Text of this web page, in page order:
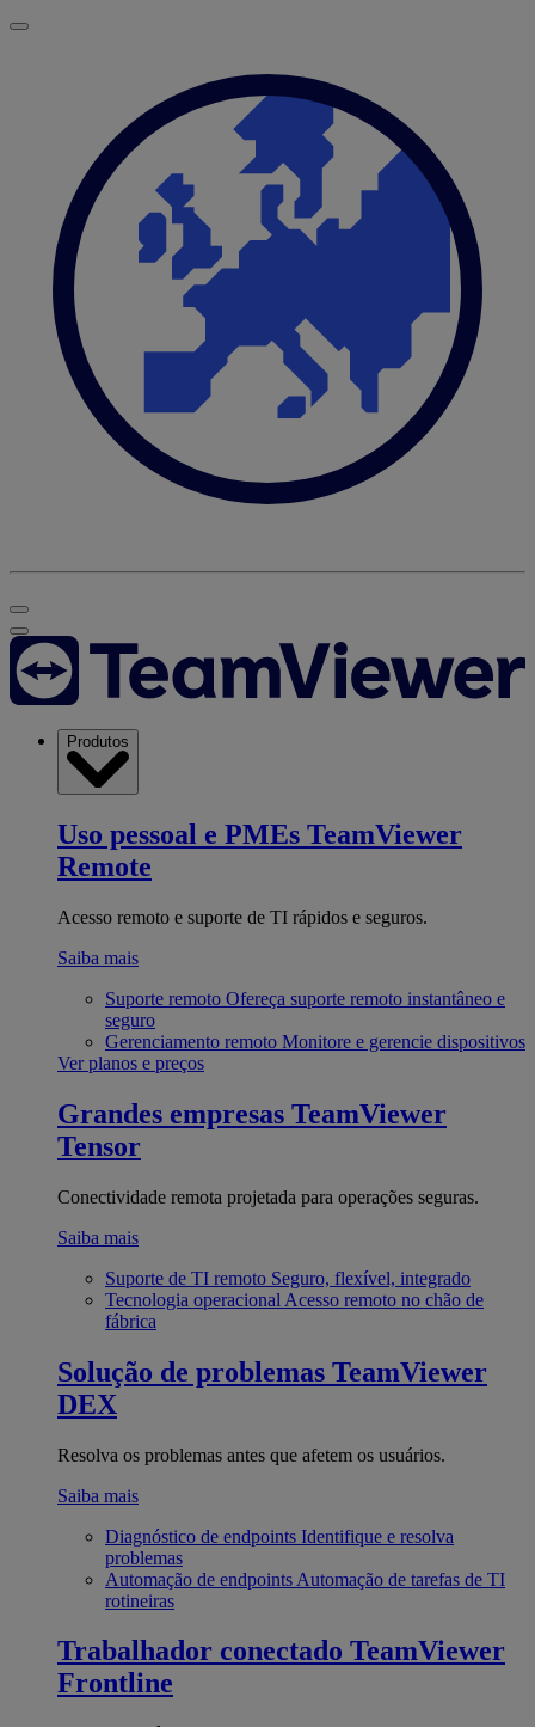
Produtos
Uso pessoal e PMEs TeamViewer
Remote
Acesso remoto e suporte de TI rápidos e seguros.
Saiba mais
Suporte remoto Ofereça suporte remoto instantâneo e
seguro
Gerenciamento remoto Monitore e gerencie dispositivos
Ver planos e preços
Grandes empresas TeamViewer
Tensor
Conectividade remota projetada para operações seguras.
Saiba mais
Suporte de TI remoto Seguro, flexível, integrado
Tecnologia operacional Acesso remoto no chão de
fábrica
Solução de problemas TeamViewer
DEX
Resolva os problemas antes que afetem os usuários.
Saiba mais
Diagnóstico de endpoints Identifique e resolva
problemas
Automação de endpoints Automação de tarefas de TI
rotineiras
Trabalhador conectado TeamViewer
Frontline